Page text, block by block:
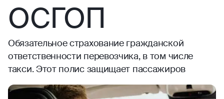
ОСГОП
Обязательное страхование гражданской
ответственности перевозчика, в том числе
такси. Этот полис защищает пассажиров